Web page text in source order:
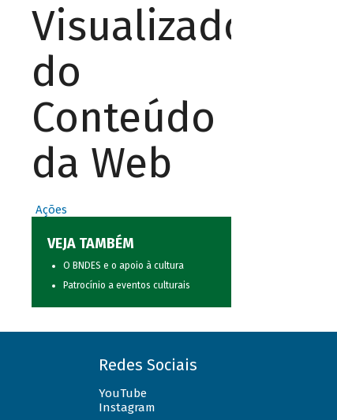
Visualizador
do
Conteúdo
da Web
Ações
VEJA TAMBÉM
O BNDES e o apoio à cultura
Patrocínio a eventos culturais
Redes Sociais
YouTube
Instagram